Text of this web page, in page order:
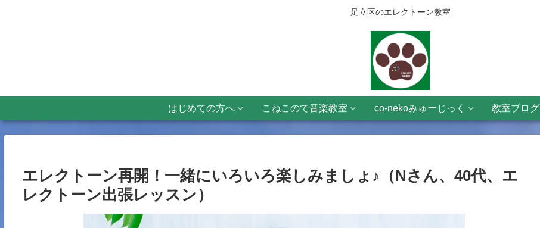
足立区のエレクトーン教室
はじめての方へ こねこのて音楽教室 co-nekoみゅーじっく 教室ブログ
エレクトーン再開！一緒にいろいろ楽しみましょ♪（Nさん、40代、エ
レクトーン出張レッスン）